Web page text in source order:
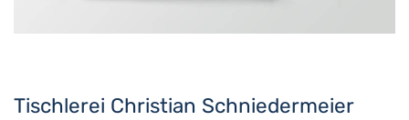
Tischlerei Christian Schniedermeier